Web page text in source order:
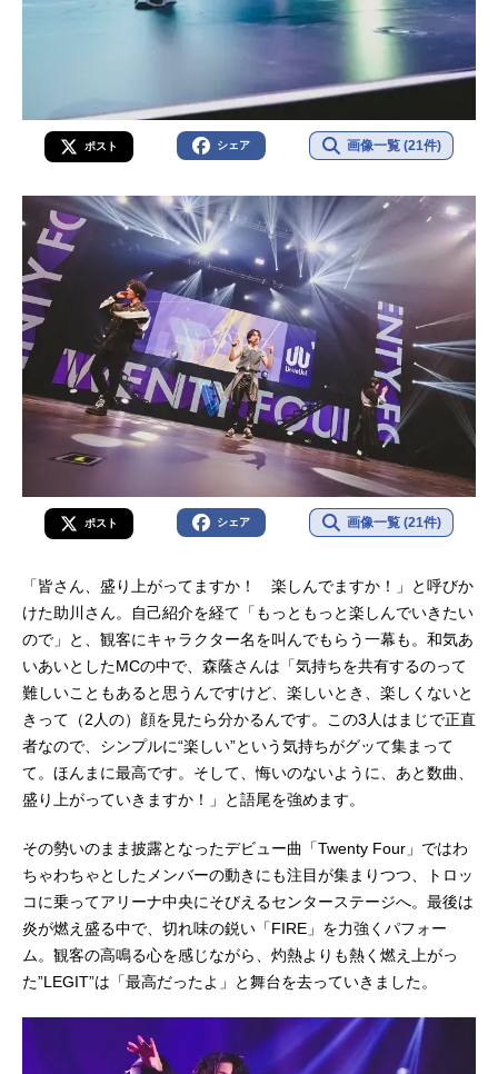
ポスト シェア 画像一覧 (21件)
ポスト シェア 画像一覧 (21件)
「皆さん、盛り上がってますか！ 楽しんでますか！」と呼びか
けた助川さん。自己紹介を経て「もっともっと楽しんでいきたい
ので」と、観客にキャラクター名を叫んでもらう一幕も。和気あ
いあいとしたMCの中で、森蔭さんは「気持ちを共有するのって
難しいこともあると思うんですけど、楽しいとき、楽しくないと
きって（2人の）顔を見たら分かるんです。この3人はまじで正直
者なので、シンプルに“楽しい”という気持ちがグッて集まって
て。ほんまに最高です。そして、悔いのないように、あと数曲、
盛り上がっていきますか！」と語尾を強めます。
その勢いのまま披露となったデビュー曲「Twenty Four」ではわ
ちゃわちゃとしたメンバーの動きにも注目が集まりつつ、トロッ
コに乗ってアリーナ中央にそびえるセンターステージへ。最後は
炎が燃え盛る中で、切れ味の鋭い「FIRE」を力強くパフォー
ム。観客の高鳴る心を感じながら、灼熱よりも熱く燃え上がっ
た”LEGIT”は「最高だったよ」と舞台を去っていきました。